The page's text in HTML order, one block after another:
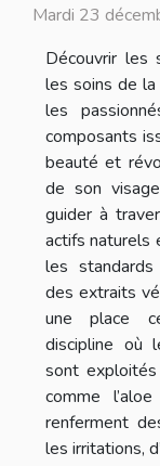
Mardi 23
Découvrir les
les soins de
les
composants
beauté et
de son
guider à
actifs naturels
les standards
des extraits
une place
discipline où
sont
comme
renferment
les irritations,